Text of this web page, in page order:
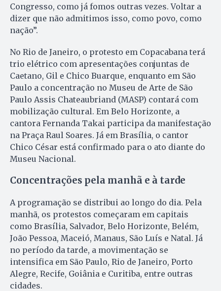
Congresso, como já fomos outras vezes. Voltar a
dizer que não admitimos isso, como povo, como
nação”.
No Rio de Janeiro, o protesto em Copacabana terá
trio elétrico com apresentações conjuntas de
Caetano, Gil e Chico Buarque, enquanto em São
Paulo a concentração no Museu de Arte de São
Paulo Assis Chateaubriand (MASP) contará com
mobilização cultural. Em Belo Horizonte, a
cantora Fernanda Takai participa da manifestação
na Praça Raul Soares. Já em Brasília, o cantor
Chico César está confirmado para o ato diante do
Museu Nacional.
Concentrações pela manhã e à tarde
A programação se distribui ao longo do dia. Pela
manhã, os protestos começaram em capitais
como Brasília, Salvador, Belo Horizonte, Belém,
João Pessoa, Maceió, Manaus, São Luís e Natal. Já
no período da tarde, a movimentação se
intensifica em São Paulo, Rio de Janeiro, Porto
Alegre, Recife, Goiânia e Curitiba, entre outras
cidades.